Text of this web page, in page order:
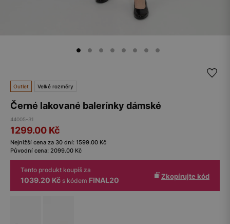
Outlet Velké rozměry
Černé lakované balerínky dámské
44005-31
1299.00 Kč
Nejnižší cena za 30 dní: 1599.00 Kč
Původní cena: 2099.00 Kč
Tento produkt koupíš za
1039.20 Kč s kódem FINAL20 Zkopírujte kód